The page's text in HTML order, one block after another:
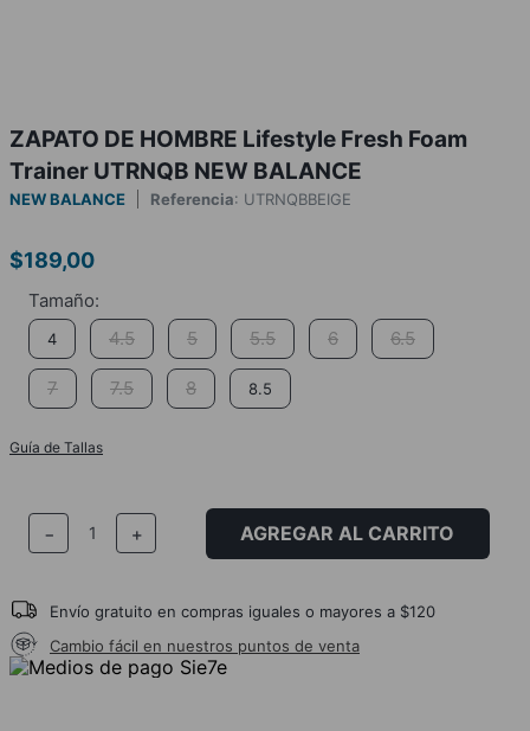
ZAPATO DE HOMBRE Lifestyle Fresh Foam
Trainer UTRNQB NEW BALANCE
NEW BALANCE Referencia: UTRNQBBEIGE
$189,00
4 4.5 5 5.5 6 6.5
7 7.5 8 8.5
Guía de Tallas
＋
－ AGREGAR AL CARRITO
Envío gratuito en compras iguales o mayores a $120
Cambio fácil en nuestros puntos de venta